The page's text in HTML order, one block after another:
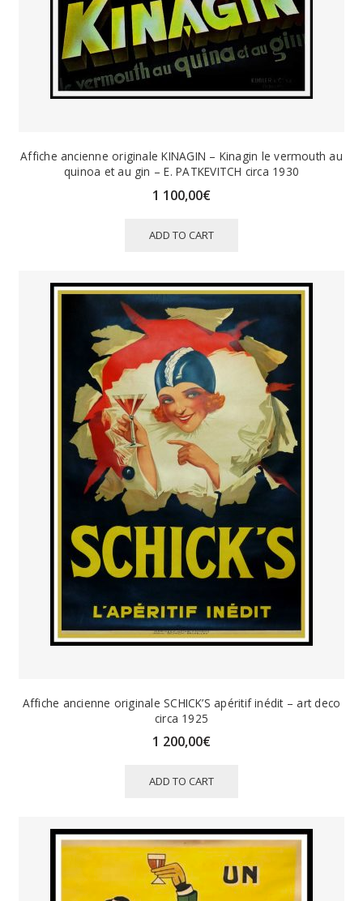
Affiche ancienne originale KINAGIN – Kinagin le vermouth au
quinoa et au gin – E. PATKEVITCH circa 1930
1 100,00€
ADD TO CART
Affiche ancienne originale SCHICK’S apéritif inédit – art deco
circa 1925
1 200,00€
ADD TO CART